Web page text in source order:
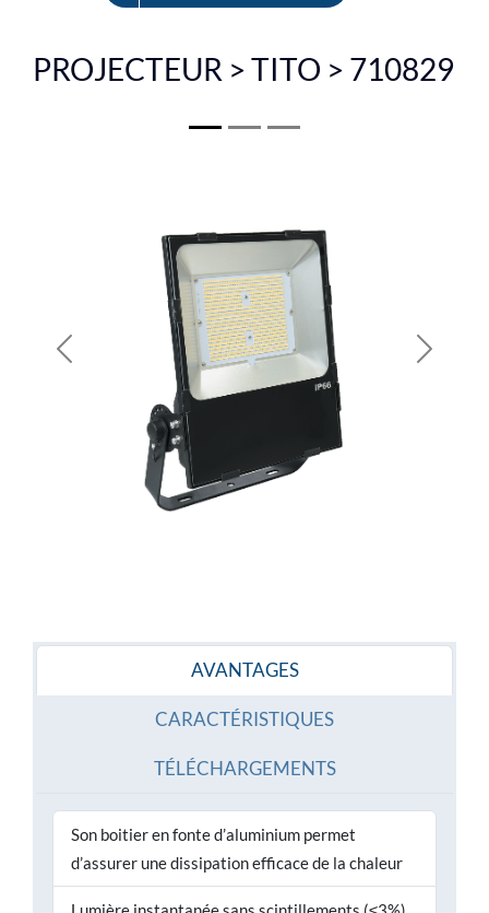
EN
PROJECTEUR > TITO > 710829
AVANTAGES
CARACTÉRISTIQUES
TÉLÉCHARGEMENTS
Son boitier en fonte d’aluminium permet
d’assurer une dissipation efficace de la chaleur
Previous Next